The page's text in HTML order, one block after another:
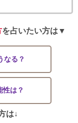
を占いたい方は▼
なる？
性は？
は↓